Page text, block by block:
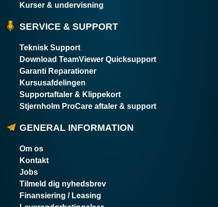
Kurser & undervisning
SERVICE & SUPPORT
Teknisk Support
Download TeamViewer Quicksupport
Garanti Reparationer
Kursusafdelingen
Supportaftaler & Klippekort
Stjernholm ProCare aftaler & support
GENERAL INFORMATION
Om os
Kontakt
Jobs
Tilmeld dig nyhedsbrev
Finansiering / Leasing